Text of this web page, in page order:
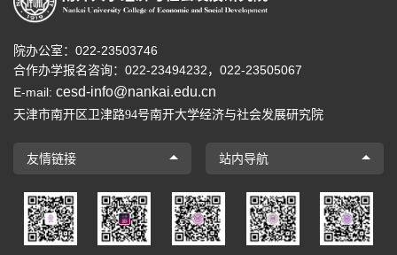
院办公室：022-23503746
合作办学报名咨询： 022-23494232， 022-23505067
E-mail: cesd-info@nankai.edu.cn
天津市南开区卫津路94号南开大学经济与社会发展研究院
友情链接 站内导航